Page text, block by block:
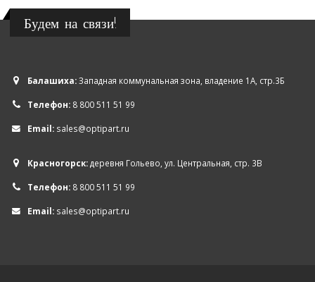
Будем на связи!
Балашиха:Западная коммунальная зона, владение 1А, стр.3Б
Телефон: 8 800 511 51 99
Email: sales@optipart.ru
Красногорск:деревня Гольево, ул. Центральная, стр. 3В
Телефон: 8 800 511 51 99
Email: sales@optipart.ru